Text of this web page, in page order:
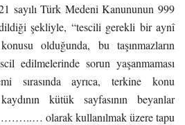
sayılı Türk Medeni Kanununun 999
şekliyle, “tescili gerekli bir aynî
olduğunda, bu taşınmazların
edilmelerinde sorun yaşanmaması
sırasında ayrıca, terkine konu
kütük sayfasının beyanlar
olarak kullanılmak üzere tapu